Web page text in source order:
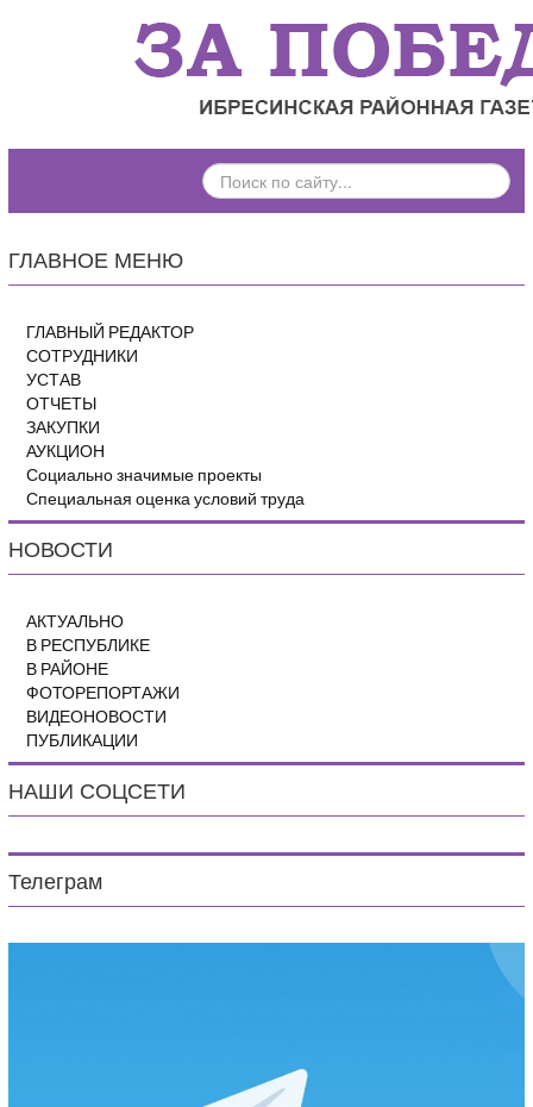
ПОИСК
ПО
ГЛАВНОЕ МЕНЮ
ГЛАВНЫЙ РЕДАКТОР
СОТРУДНИКИ
УСТАВ
ОТЧЕТЫ
ЗАКУПКИ
АУКЦИОН
Социально значимые проекты
Специальная оценка условий труда
НОВОСТИ
АКТУАЛЬНО
В РЕСПУБЛИКЕ
В РАЙОНЕ
ФОТОРЕПОРТАЖИ
ВИДЕОНОВОСТИ
ПУБЛИКАЦИИ
НАШИ СОЦСЕТИ
Телеграм